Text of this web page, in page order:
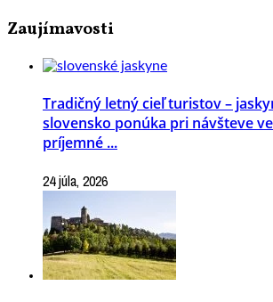
Zaujímavosti
Tradičný letný cieľ turistov –
slovensko ponúka pri návšteve
príjemné ...
24 júla, 2026